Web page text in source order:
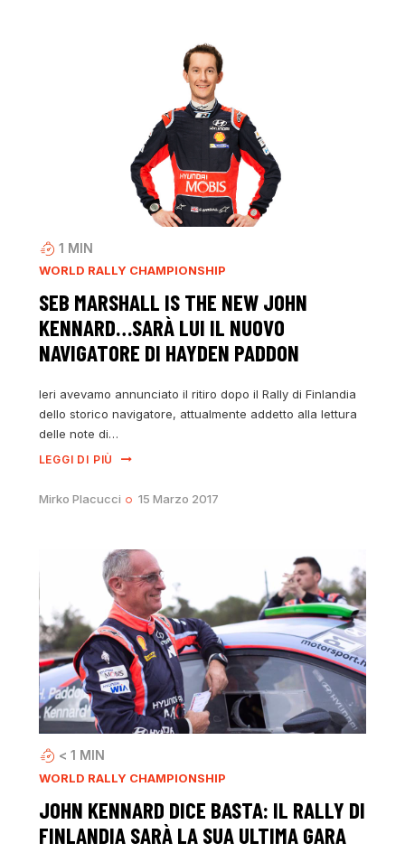
1 MIN
WORLD RALLY CHAMPIONSHIP
SEB MARSHALL IS THE NEW JOHN
KENNARD…SARÀ LUI IL NUOVO
NAVIGATORE DI HAYDEN PADDON
Ieri avevamo annunciato il ritiro dopo il Rally di Finlandia
dello storico navigatore, attualmente addetto alla lettura
delle note di…
LEGGI DI PIÙ
Mirko Placucci 15 Marzo 2017
< 1 MIN
WORLD RALLY CHAMPIONSHIP
JOHN KENNARD DICE BASTA: IL RALLY DI
FINLANDIA SARÀ LA SUA ULTIMA GARA